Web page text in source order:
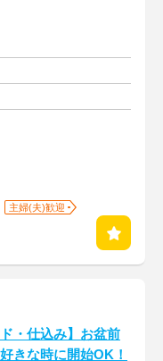
主婦(夫)歓迎
ド・仕込み】お盆前
きな時に開始OK！